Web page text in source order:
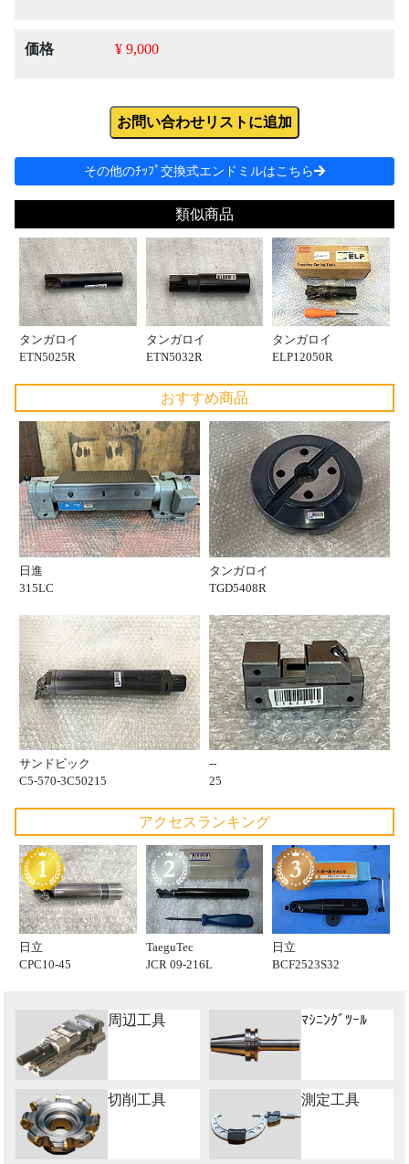
価格 ¥ 9,000
お問い合わせリストに追加
その他のﾁｯﾌﾟ交換式エンドミルはこちら
類似商品
タンガロイ
ETN5025R
タンガロイ
ETN5032R
タンガロイ
ELP12050R
おすすめ商品
日進
315LC
タンガロイ
TGD5408R
サンドビック
C5-570-3C50215
--
25
アクセスランキング
日立
CPC10-45
TaeguTec
JCR 09-216L
日立
BCF2523S32
周辺工具 ﾏｼﾆﾝｸﾞﾂｰﾙ
切削工具 測定工具